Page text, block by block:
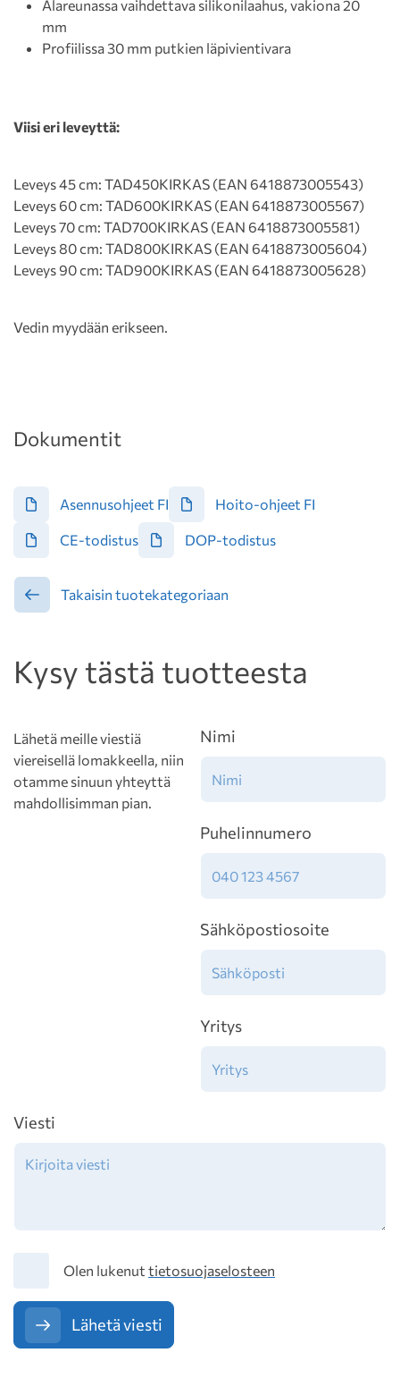
Alareunassa vaihdettava silikonilaahus, vakiona 20
mm
Profiilissa 30 mm putkien läpivientivara
Viisi eri leveyttä:
Leveys 45 cm: TAD450KIRKAS (EAN 6418873005543)
Leveys 60 cm: TAD600KIRKAS (EAN 6418873005567)
Leveys 70 cm: TAD700KIRKAS (EAN 6418873005581)
Leveys 80 cm: TAD800KIRKAS (EAN 6418873005604)
Leveys 90 cm: TAD900KIRKAS (EAN 6418873005628)
Vedin myydään erikseen.
Dokumentit
Asennusohjeet FI Hoito-ohjeet FI
CE-todistus DOP-todistus
Takaisin tuotekategoriaan
Kysy tästä tuotteesta
Lähetä meille viestiä
viereisellä lomakkeella, niin
otamme sinuun yhteyttä
mahdollisimman pian.
Nimi
Puhelinnumero
Sähköpostiosoite
Yritys
Viesti
TietosuojaOlen lukenut tietosuojaselosteen
Lähetä viesti